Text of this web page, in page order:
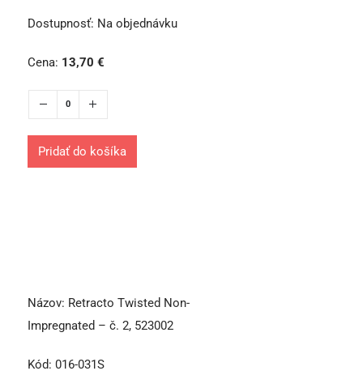
Dostupnosť: Na objednávku
Cena: 13,70 €
Pridať do košíka
Názov: Retracto Twisted Non-
Impregnated – č. 2, 523002
Kód: 016-031S